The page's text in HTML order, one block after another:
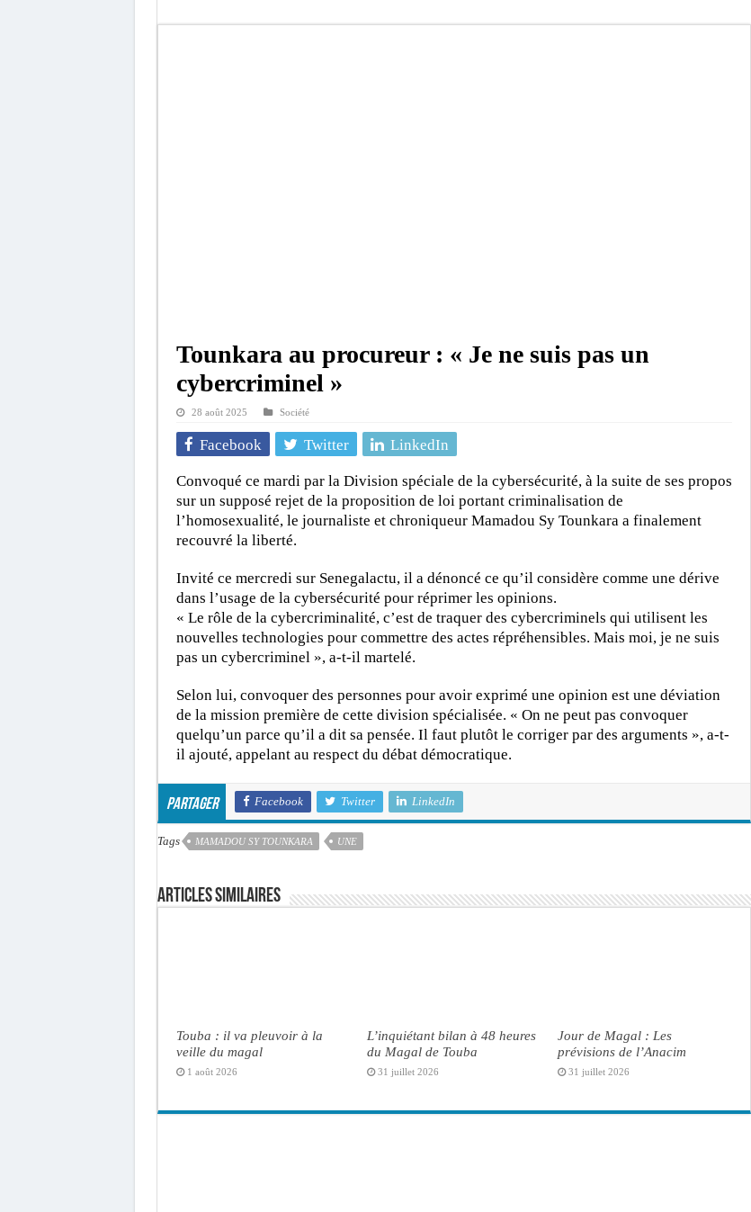
Tounkara au procureur : « Je ne suis pas un
cybercriminel »
28 août 2025 Société
Facebook Twitter LinkedIn
Convoqué ce mardi par la Division spéciale de la cybersécurité, à la suite de ses propos
sur un supposé rejet de la proposition de loi portant criminalisation de
l’homosexualité, le journaliste et chroniqueur Mamadou Sy Tounkara a finalement
recouvré la liberté.
Invité ce mercredi sur Senegalactu, il a dénoncé ce qu’il considère comme une dérive
dans l’usage de la cybersécurité pour réprimer les opinions.
« Le rôle de la cybercriminalité, c’est de traquer des cybercriminels qui utilisent les
nouvelles technologies pour commettre des actes répréhensibles. Mais moi, je ne suis
pas un cybercriminel », a-t-il martelé.
Selon lui, convoquer des personnes pour avoir exprimé une opinion est une déviation
de la mission première de cette division spécialisée. « On ne peut pas convoquer
quelqu’un parce qu’il a dit sa pensée. Il faut plutôt le corriger par des arguments », a-t-
il ajouté, appelant au respect du débat démocratique.
Partager Facebook Twitter LinkedIn
Tags MAMADOU SY TOUNKARA UNE
Articles similaires
Touba : il va pleuvoir à la
veille du magal
1 août 2026
L’inquiétant bilan à 48 heures
du Magal de Touba
31 juillet 2026
Jour de Magal : Les
prévisions de l’Anacim
31 juillet 2026